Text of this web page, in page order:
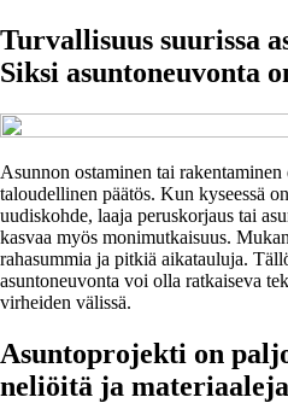
Turvallisuus suurissa
Siksi asuntoneuvonta
Asunnon ostaminen tai
taloudellinen päätös. Kun kyseessä
uudiskohde, laaja peruskorjaus tai
kasvaa myös monimutkaisuus.
rahasummia ja pitkiä aikatauluja.
asuntoneuvonta voi olla ratkaiseva
virheiden välissä.
Asuntoprojekti on
neliöitä ja materiaaleja